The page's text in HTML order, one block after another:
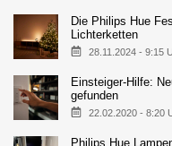
Die Philips Hue
Lichterketten
28.11.2024 - 9:15
Einsteiger-Hilfe:
gefunden
22.02.2020 - 8:20
Philips Hue